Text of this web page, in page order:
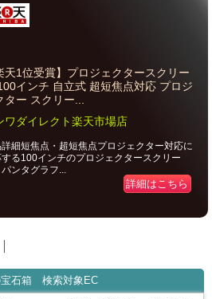
天1位受賞】プロジェクタースクリー
インチ 自立式 超短焦点対応 プロジ
ター スクリー...
ワダイレクト楽天市場店
細短焦点・超短焦点プロジェクター対応に
る100インチのプロジェクタースクリー
パンタグラフ...
詳細はこちら
宝石箱 検索対象EC